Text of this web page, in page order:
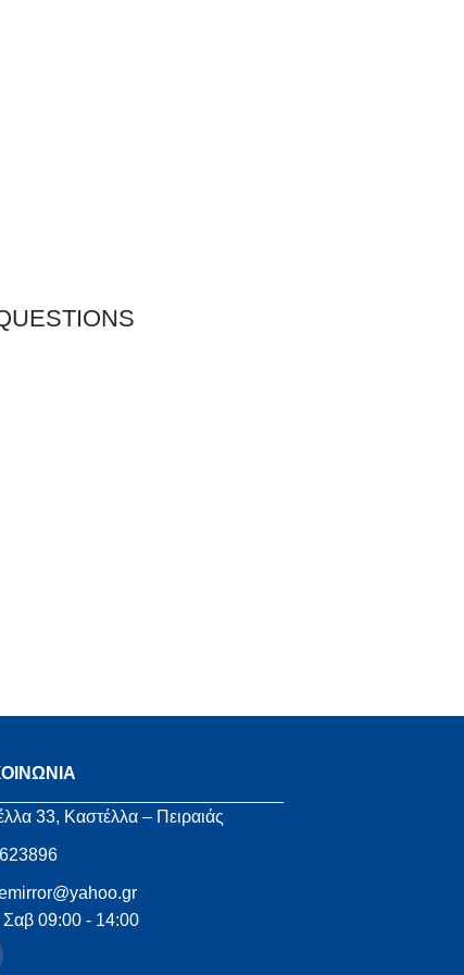
33, Καστέλλα – Πειραιάς
Σαβ 09:00 - 14:00